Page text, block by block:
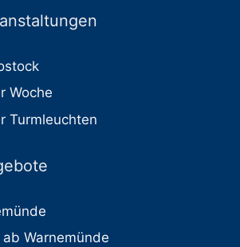
Woche
Turmleuchten
Warnemünde